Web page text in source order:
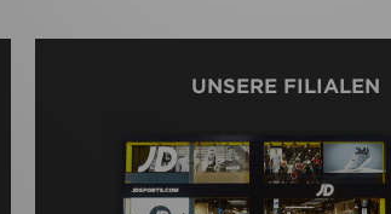
UNSERE FILIALEN